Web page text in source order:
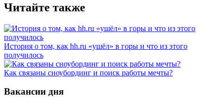
Читайте также
История о том, как hh.ru «ушёл» в горы и что из этого
получилось
Как связаны сноубординг и поиск работы мечты?
Вакансии дня